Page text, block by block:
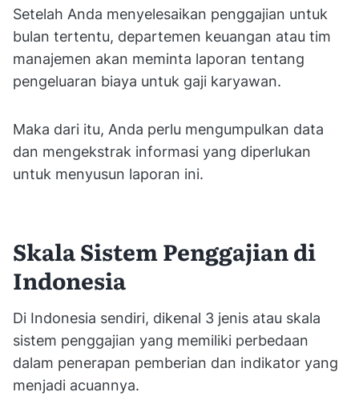
Setelah Anda menyelesaikan penggajian untuk
bulan tertentu, departemen keuangan atau tim
manajemen akan meminta laporan tentang
pengeluaran biaya untuk gaji karyawan.
Maka dari itu, Anda perlu mengumpulkan data
dan mengekstrak informasi yang diperlukan
untuk menyusun laporan ini.
Skala Sistem Penggajian di
Indonesia
Di Indonesia sendiri, dikenal 3 jenis atau skala
sistem penggajian yang memiliki perbedaan
dalam penerapan pemberian dan indikator yang
menjadi acuannya.